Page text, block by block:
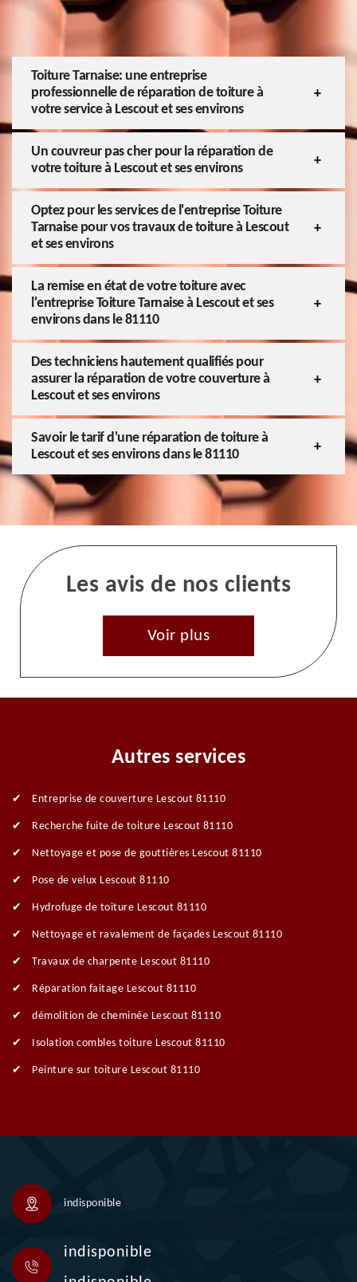
Toiture Tarnaise: une entreprise
professionnelle de réparation de toiture à
votre service à Lescout et ses environs
Un couvreur pas cher pour la réparation de
votre toiture à Lescout et ses environs
Optez pour les services de l'entreprise Toiture
Tarnaise pour vos travaux de toiture à Lescout
et ses environs
La remise en état de votre toiture avec
l'entreprise Toiture Tarnaise à Lescout et ses
environs dans le 81110
Des techniciens hautement qualifiés pour
assurer la réparation de votre couverture à
Lescout et ses environs
Savoir le tarif d'une réparation de toiture à
Lescout et ses environs dans le 81110
Les avis de nos clients
Voir plus
Autres services
Entreprise de couverture Lescout 81110
Recherche fuite de toiture Lescout 81110
Nettoyage et pose de gouttières Lescout 81110
Pose de velux Lescout 81110
Hydrofuge de toiture Lescout 81110
Nettoyage et ravalement de façades Lescout 81110
Travaux de charpente Lescout 81110
Réparation faitage Lescout 81110
démolition de cheminée Lescout 81110
Isolation combles toiture Lescout 81110
Peinture sur toiture Lescout 81110
indisponible
indisponible